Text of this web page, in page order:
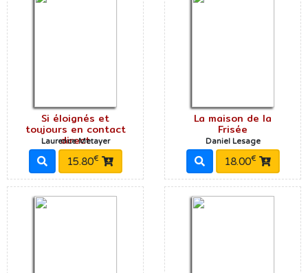
Si éloignés et
toujours en contact
direct
Laurence Metayer
15.80€
La maison de la
Frisée
Daniel Lesage
18.00€